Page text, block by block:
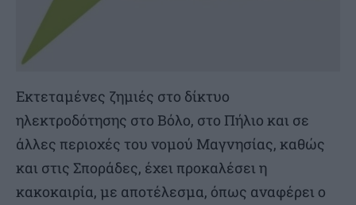
Εκτεταμένες ζημιές στο δίκτυο
ηλεκτροδότησης στο Βόλο, στο Πήλιο και σε
άλλες περιοχές του νομού Μαγνησίας, καθώς
και στις Σποράδες, έχει προκαλέσει η
κακοκαιρία, με αποτέλεσμα, όπως αναφέρει ο